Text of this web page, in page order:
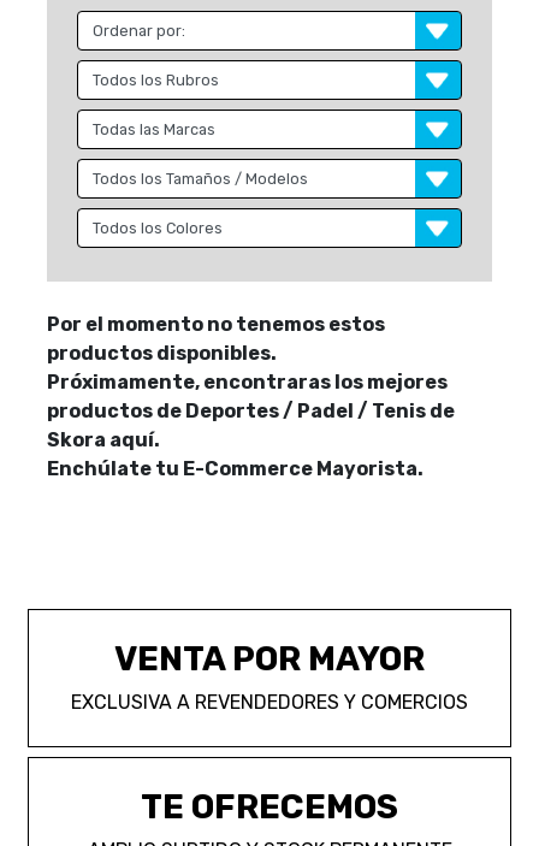
Por el momento no tenemos estos
productos disponibles.
Próximamente, encontraras los mejores
productos de Deportes / Padel / Tenis de
Skora aquí.
Enchúlate tu E-Commerce Mayorista.
VENTA POR MAYOR
EXCLUSIVA A REVENDEDORES Y COMERCIOS
TE OFRECEMOS